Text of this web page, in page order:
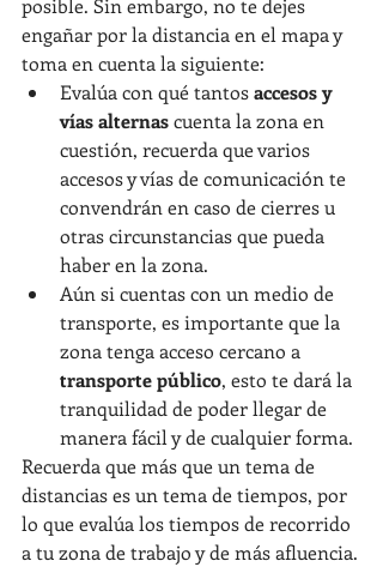
posible. Sin embargo, no te dejes
engañar por la distancia en el mapa y
toma en cuenta la siguiente:
Evalúa con qué tantos accesos y
vías alternas cuenta la zona en
cuestión, recuerda que varios
accesos y vías de comunicación te
convendrán en caso de cierres u
otras circunstancias que pueda
haber en la zona.
Aún si cuentas con un medio de
transporte, es importante que la
zona tenga acceso cercano a
transporte público, esto te dará la
tranquilidad de poder llegar de
manera fácil y de cualquier forma.
Recuerda que más que un tema de
distancias es un tema de tiempos, por
lo que evalúa los tiempos de recorrido
a tu zona de trabajo y de más afluencia.